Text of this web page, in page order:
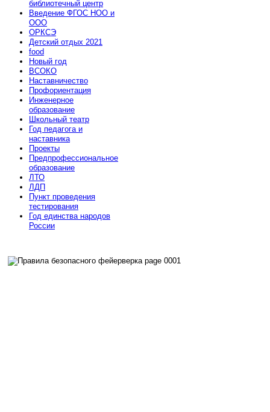
библиотечный центр
Введение ФГОС НОО и
ООО
ОРКСЭ
Детский отдых 2021
food
Новый год
ВСОКО
Наставничество
Профориентация
Инженерное
образование
Школьный театр
Год педагога и
наставника
Проекты
Предпрофессиональное
образование
ЛТО
ЛДП
Пункт проведения
тестирования
Год единства народов
России
nachodki.ruинтернет-магазин